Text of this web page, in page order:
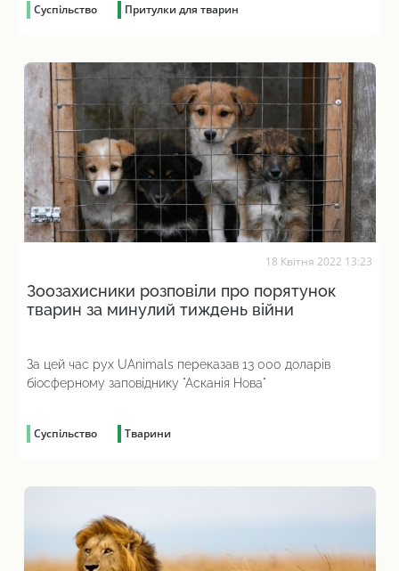
Суспільство Притулки для тварин
18 Квітня 2022 13:23
Зоозахисники розповіли про порятунок
тварин за минулий тиждень війни
За цей час рух UAnimals переказав 13 000 доларів
біосферному заповіднику "Асканія Нова"
Суспільство Тварини